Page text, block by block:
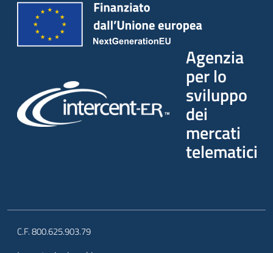
Agenzia
per lo
sviluppo
dei
mercati
telematici
C.F. 800.625.903.79